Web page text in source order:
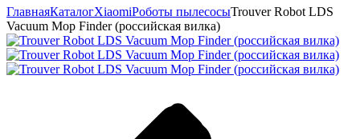
ГлавнаяКаталогXiaomiРоботы пылесосыTrouver Robot LDS
Vacuum Mop Finder (российская вилка)